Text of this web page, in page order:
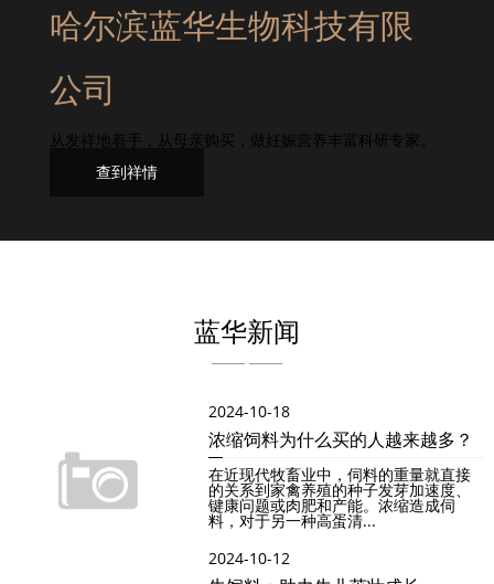
哈尔滨蓝华生物科技有限
公司
从发祥地着手，从母亲购买，做妊娠营养丰富科研专家。
查到祥情
蓝华新闻
2024-10-18
浓缩饲料为什么买的人越来越多？
在近现代牧畜业中，伺料的重量就直接
的关系到家禽养殖的种子发芽加速度、
键康问题或肉肥和产能。浓缩造成伺
料，对于另一种高蛋清...
2024-10-12